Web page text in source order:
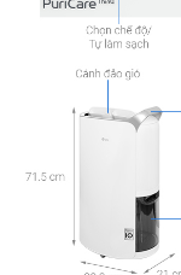
phẩm:
Kích thước đóng
Trọng lượng sản
phẩm:
Trọng lượng đóng
thùng: